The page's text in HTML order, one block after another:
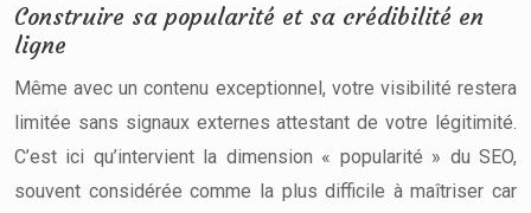
Construire sa popularité et sa crédibilité en
ligne
Même avec un contenu exceptionnel, votre visibilité restera
limitée sans signaux externes attestant de votre légitimité.
C’est ici qu’intervient la dimension « popularité » du SEO,
souvent considérée comme la plus difficile à maîtriser car